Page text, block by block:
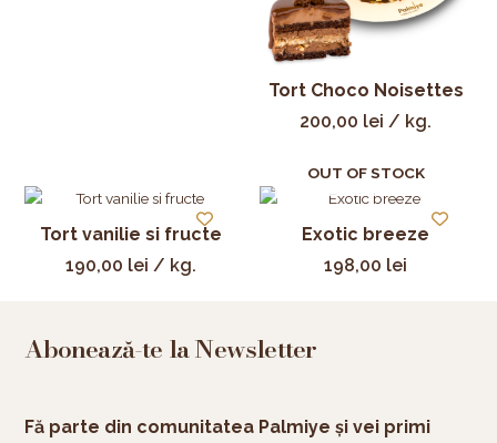
Tort Choco Noisettes
200,00 lei / kg.
Tort vanilie si fructe
190,00 lei / kg.
OUT OF STOCK
Exotic breeze
198,00 lei
Abonează-te la Newsletter
Fă parte din comunitatea Palmiye și vei primi